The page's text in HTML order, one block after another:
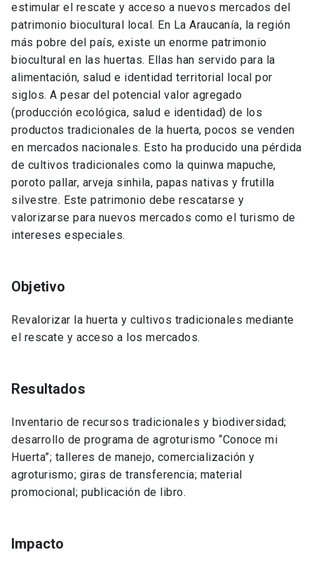
estimular el rescate y acceso a nuevos mercados del
patrimonio biocultural local. En La Araucanía, la región
más pobre del país, existe un enorme patrimonio
biocultural en las huertas. Ellas han servido para la
alimentación, salud e identidad territorial local por
siglos. A pesar del potencial valor agregado
(producción ecológica, salud e identidad) de los
productos tradicionales de la huerta, pocos se venden
en mercados nacionales. Esto ha producido una pérdida
de cultivos tradicionales como la quinwa mapuche,
poroto pallar, arveja sinhila, papas nativas y frutilla
silvestre. Este patrimonio debe rescatarse y
valorizarse para nuevos mercados como el turismo de
intereses especiales.
Objetivo
Revalorizar la huerta y cultivos tradicionales mediante
el rescate y acceso a los mercados.
Resultados
Inventario de recursos tradicionales y biodiversidad;
desarrollo de programa de agroturismo “Conoce mi
Huerta”; talleres de manejo, comercialización y
agroturismo; giras de transferencia; material
promocional; publicación de libro.
Impacto